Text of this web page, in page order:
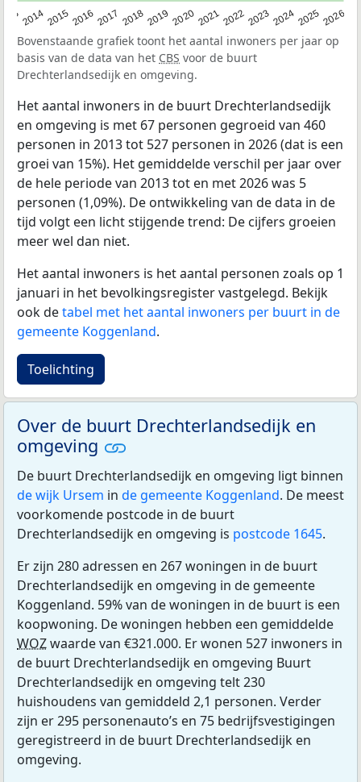
2014201520162017 20182019 2020202120222023202420252026
Bovenstaande grafiek toont het aantal inwoners per jaar op
basis van de data van het CBS voor de buurt
Drechterlandsedijk en omgeving.
Het aantal inwoners in de buurt Drechterlandsedijk
en omgeving is met 67 personen gegroeid van 460
personen in 2013 tot 527 personen in 2026 (dat is een
groei van 15%). Het gemiddelde verschil per jaar over
de hele periode van 2013 tot en met 2026 was 5
personen (1,09%). De ontwikkeling van de data in de
tijd volgt een licht stijgende trend: De cijfers groeien
meer wel dan niet.
Het aantal inwoners is het aantal personen zoals op 1
januari in het bevolkingsregister vastgelegd. Bekijk
ook detabel met het aantal inwoners per buurt in de
gemeente Koggenland.
Toelichting
Over de buurt Drechterlandsedijk en
omgeving
De buurt Drechterlandsedijk en omgeving ligt binnen
de wijk Ursem in de gemeente Koggenland. De meest
voorkomende postcode in de buurt
Drechterlandsedijk en omgeving is postcode 1645.
Er zijn 280 adressen en 267 woningen in de buurt
Drechterlandsedijk en omgeving in de gemeente
Koggenland. 59% van de woningen in de buurt is een
koopwoning. De woningen hebben een gemiddelde
WOZwaarde van €321.000. Er wonen 527 inwoners in
de buurt Drechterlandsedijk en omgeving Buurt
Drechterlandsedijk en omgeving telt 230
huishoudens van gemiddeld 2,1 personen. Verder
zijn er 295 personenauto’s en 75 bedrijfsvestigingen
geregistreerd in de buurt Drechterlandsedijk en
omgeving.